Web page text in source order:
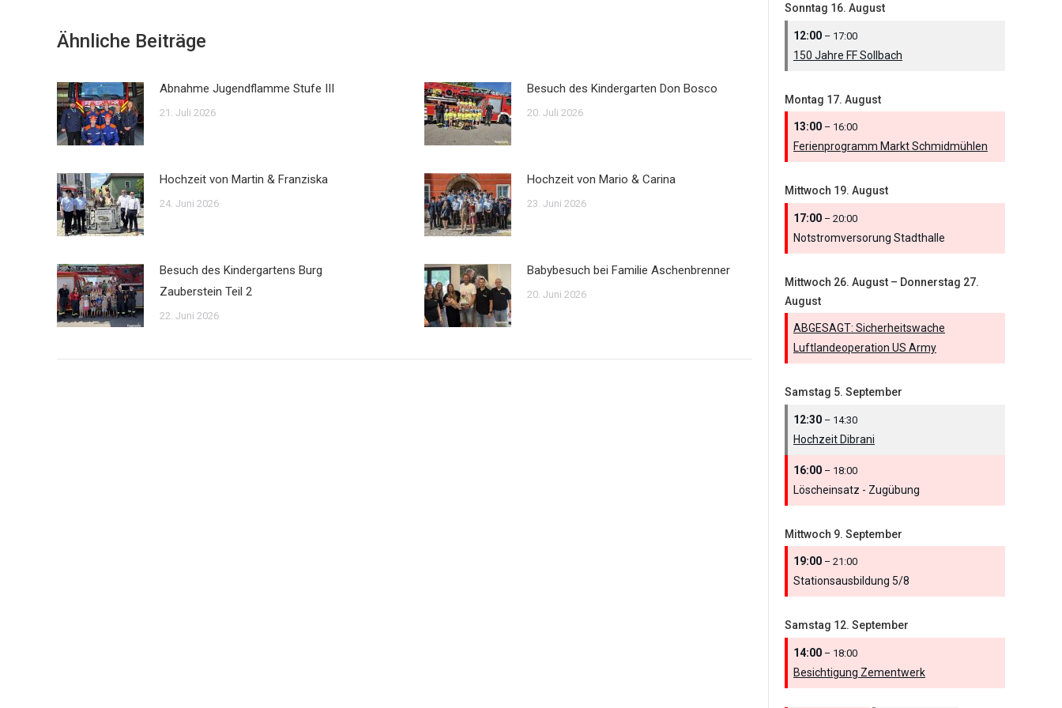
Ähnliche Beiträge
Abnahme Jugendflamme Stufe III
21. Juli 2026
Besuch des Kindergarten Don Bosco
20. Juli 2026
Hochzeit von Martin & Franziska
24. Juni 2026
Hochzeit von Mario & Carina
23. Juni 2026
Besuch des Kindergartens Burg
Zauberstein Teil 2
22. Juni 2026
Babybesuch bei Familie Aschenbrenner
20. Juni 2026
Sonntag 16. August
12:00 – 17:00
150 Jahre FF Sollbach
Montag 17. August
13:00 – 16:00
Ferienprogramm Markt Schmidmühlen
Mittwoch 19. August
17:00 – 20:00
Notstromversorung Stadthalle
Mittwoch 26. August – Donnerstag 27.
August
ABGESAGT: Sicherheitswache
Luftlandeoperation US Army
Samstag 5. September
12:30 – 14:30
Hochzeit Dibrani
16:00 – 18:00
Löscheinsatz - Zugübung
Mittwoch 9. September
19:00 – 21:00
Stationsausbildung 5/8
Samstag 12. September
14:00 – 18:00
Besichtigung Zementwerk